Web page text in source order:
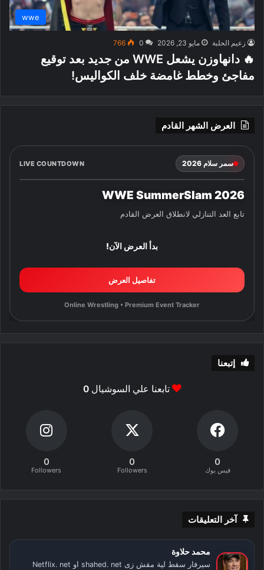
wwe
زعيم الحلبة مايو 23, 2026 0
766
🔥 دانهاوزن يشعل WWE من جديد بعد توقيع
مفاجئ وخطط غامضة خلف الكواليس!
العرض الشهر القادم
سمر سلام 2026 LIVE COUNTDOWN
WWE SummerSlam 2026
تابع العد التنازلي لانطلاق العرض القادم
بدأ العرض الآن!
تفاصيل العرض
Online Wrestling • Premium Event Tracker
إتبعنا
تابعنا علي السوشيال0
0
فيس بوك
0
Followers
0
Followers
آخر التعليقات
محمد حلاوة
سيرفار سقط لية مقش زى shahed. net او Netflix. net